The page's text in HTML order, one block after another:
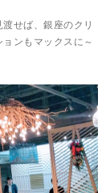
せば、銀座のクリ
ンもマックスに～